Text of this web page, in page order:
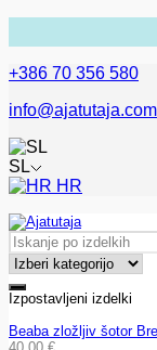
+386 70 356 580
info@ajatutaja.com
SL
HR
Izpostavljeni izdelki
Beaba zložljiv šotor